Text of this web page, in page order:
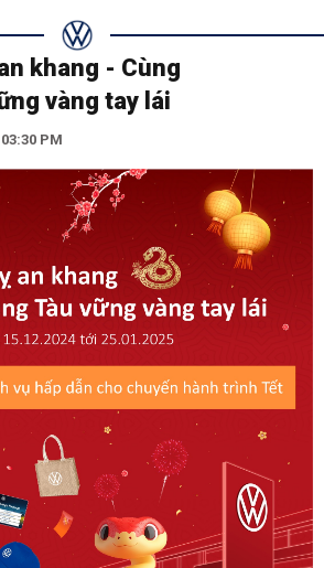
khang - Cùng
vàng tay lái
PM